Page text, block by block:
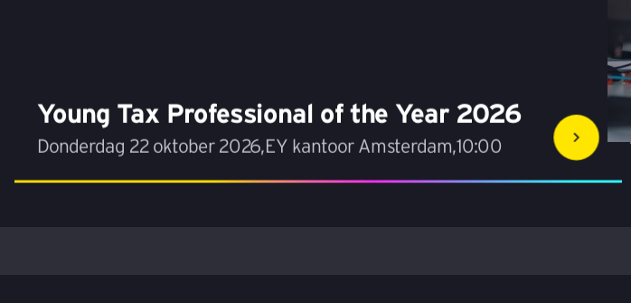
Young Tax Professional of the Year 2026
Donderdag 22 oktober 2026,EY kantoor Amsterdam,10:00